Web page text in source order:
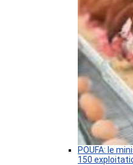
POUFA: le
150